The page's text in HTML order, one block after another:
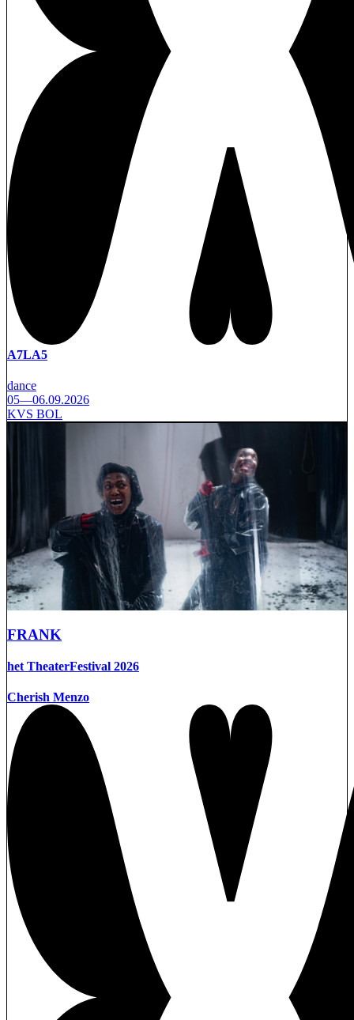
A7LA5
dance
05—06.09.2026
KVS BOL
FRANK
het TheaterFestival 2026
Cherish Menzo